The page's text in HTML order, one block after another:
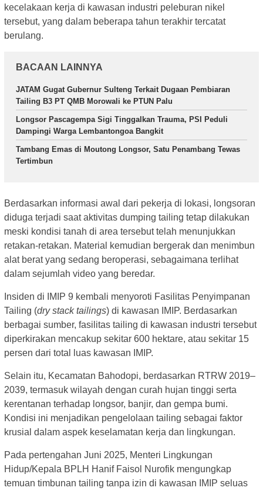
kecelakaan kerja di kawasan industri peleburan nikel
tersebut, yang dalam beberapa tahun terakhir tercatat
berulang.
BACAAN LAINNYA
JATAM Gugat Gubernur Sulteng Terkait Dugaan Pembiaran
Tailing B3 PT QMB Morowali ke PTUN Palu
Longsor Pascagempa Sigi Tinggalkan Trauma, PSI Peduli
Dampingi Warga Lembantongoa Bangkit
Tambang Emas di Moutong Longsor, Satu Penambang Tewas
Tertimbun
Berdasarkan informasi awal dari pekerja di lokasi, longsoran
diduga terjadi saat aktivitas dumping tailing tetap dilakukan
meski kondisi tanah di area tersebut telah menunjukkan
retakan-retakan. Material kemudian bergerak dan menimbun
alat berat yang sedang beroperasi, sebagaimana terlihat
dalam sejumlah video yang beredar.
Insiden di IMIP 9 kembali menyoroti Fasilitas Penyimpanan
Tailing (dry stack tailings) di kawasan IMIP. Berdasarkan
berbagai sumber, fasilitas tailing di kawasan industri tersebut
diperkirakan mencakup sekitar 600 hektare, atau sekitar 15
persen dari total luas kawasan IMIP.
Selain itu, Kecamatan Bahodopi, berdasarkan RTRW 2019–
2039, termasuk wilayah dengan curah hujan tinggi serta
kerentanan terhadap longsor, banjir, dan gempa bumi.
Kondisi ini menjadikan pengelolaan tailing sebagai faktor
krusial dalam aspek keselamatan kerja dan lingkungan.
Pada pertengahan Juni 2025, Menteri Lingkungan
Hidup/Kepala BPLH Hanif Faisol Nurofik mengungkap
temuan timbunan tailing tanpa izin di kawasan IMIP seluas